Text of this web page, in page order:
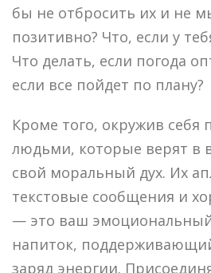
бы не отбросить их и не
позитивно? Что, если у
Что делать, если погода
если все пойдет по плану?
Кроме того, окружив
людьми, которые верят в
свой моральный дух. Их
текстовые сообщения и
— это ваш
напиток,
заряд энергии.